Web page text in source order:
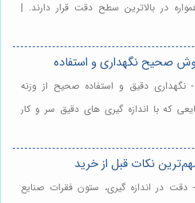
در بالاترین سطح دقت قرار دارند. |
صحیح نگهداری و استفاده
- نگهداری دقیق و استفاده صحیح از وزنه
که با اندازه گیری های دقیق سر و کار
نکات قبل از خرید
- دقت در اندازه گیری، ستون فقرات صنایع